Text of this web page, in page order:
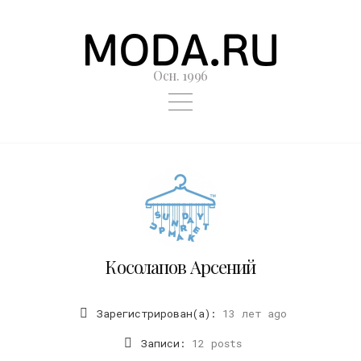
Осн. 1996
Косолапов Арсений
Зарегистрирован(а): 13 лет ago
Записи: 12 posts